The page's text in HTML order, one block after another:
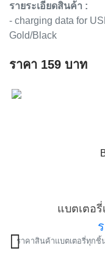
รายระเอียดสินค้า :
- charging data for
Gold/Black
ราคา 159 บาท
แบตเตอ
ราคาสินค้าแบตเตอรี่ทุกชิ้